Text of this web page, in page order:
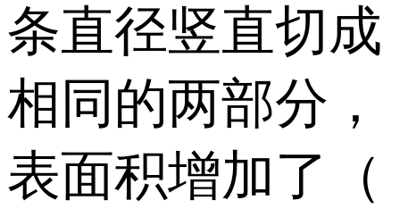
条直径竖直切成
相同的两部分，
表面积增加了（